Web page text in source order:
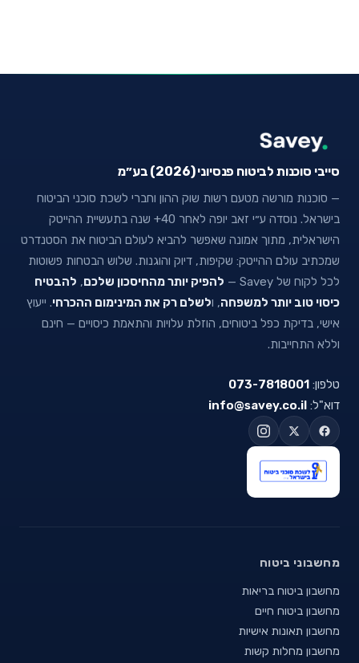
סייבי סוכנות לביטוח פנסיוני (2026) בע״מ
— סוכנות מורשה מטעם רשות שוק ההון וחברי לשכת סוכני הביטוח
בישראל. נוסדה ע״י זאב יופה לאחר 40+ שנה בתעשיית ההייטק
הישראלית, מתוך אמונה שאפשר להביא לעולם הביטוח את הסטנדרט
שמכתיב עולם ההייטק: שקיפות, דיוק והוגנות. שלוש הבטחות פשוטות
לכל לקוח של Savey —
להפיק יותר מהחיסכון שלכם, להבטיח
כיסוי טוב יותר למשפחה, ולשלם רק את המינימום ההכרחי. ייעוץ
אישי, בדיקת כפל ביטוחים, הוזלת עלויות והתאמת כיסויים — חינם
וללא התחייבות.
טלפון: 073-7818001
דוא"ל: info@savey.co.il
מחשבוני ביטוח
מחשבון ביטוח בריאות
מחשבון ביטוח חיים
מחשבון תאונות אישיות
מחשבון מחלות קשות